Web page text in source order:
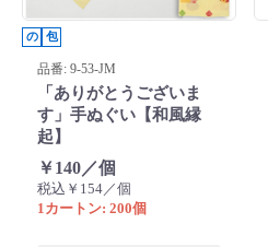
の 包
品番: 9-53-JM
「ありがとうございま
す」手ぬぐい【和風縁
起】
￥140／個
税込￥154／個
1カートン: 200個